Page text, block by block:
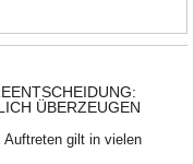
ÜBERZEUGEN W
gilt in vielen